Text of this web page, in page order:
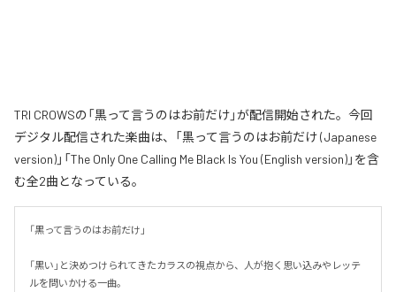
TRI CROWSの「黒って言うのはお前だけ」が配信開始された。今回
デジタル配信された楽曲は、「黒って言うのはお前だけ (Japanese
version)」「The Only One Calling Me Black Is You (English version)」を含
む全2曲となっている。
「黒って言うのはお前だけ」
「黒い」と決めつけられてきたカラスの視点から、人が抱く思い込みやレッテ
ルを問いかける一曲。